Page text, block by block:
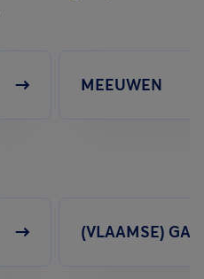
MEEUWEN
(VLAAMSE)